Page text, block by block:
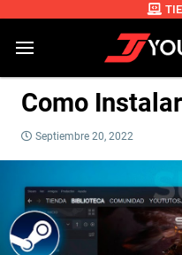
Como
Septiembre 20, 2022